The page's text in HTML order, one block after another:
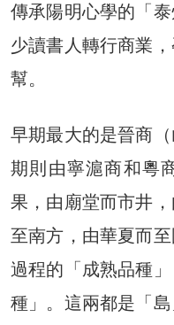
傳承陽明心學的「
少讀書人轉行商業
幫。
早期最大的是晉商
期則由寧滬商和粵
果，由廟堂而市井
至南方，由華夏而
過程的「成熟品種
種」。這兩都是「